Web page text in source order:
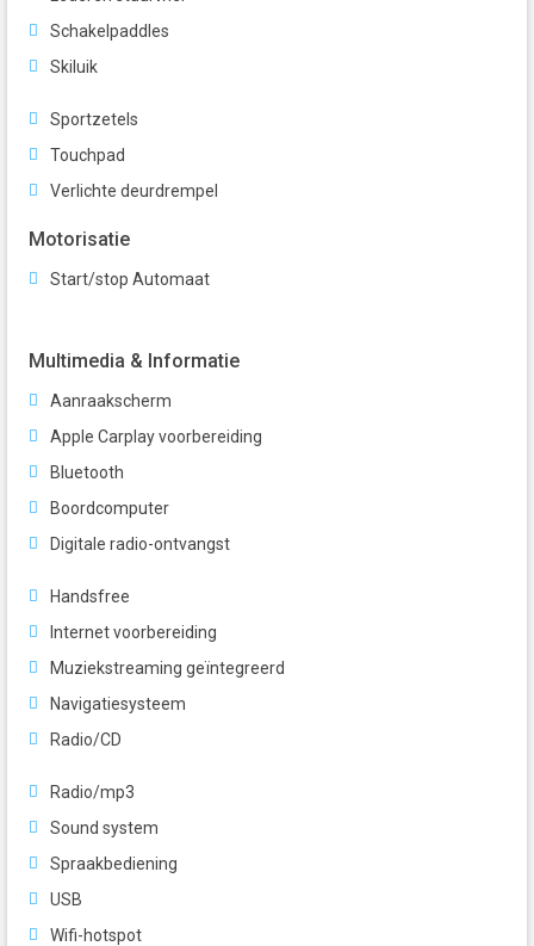
Schakelpaddles
Skiluik
Sportzetels
Touchpad
Verlichte deurdrempel
Motorisatie
Start/stop Automaat
Multimedia & Informatie
Aanraakscherm
Apple Carplay voorbereiding
Bluetooth
Boordcomputer
Digitale radio-ontvangst
Handsfree
Internet voorbereiding
Muziekstreaming geïntegreerd
Navigatiesysteem
Radio/CD
Radio/mp3
Sound system
Spraakbediening
USB
Wifi-hotspot